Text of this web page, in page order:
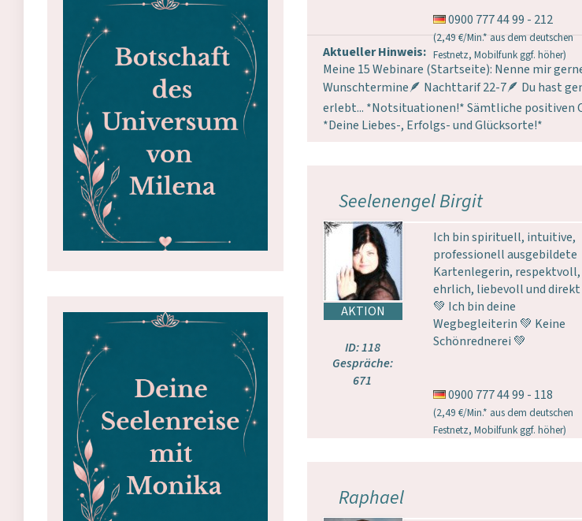
Aktueller Hinweis:
Meine 15 Webinare (Startseite): Nenne mir
Wunschtermine🪶 Nachttarif 22-7🪶 Du hast
erlebt... *Notsituationen!* Sämtliche positiven
*Deine Liebes-, Erfolgs- und Glücksorte!*
0900 777 44 99 - 212
(2,49 €/Min.* aus dem deutschen
Festnetz, Mobilfunk ggf. höher)
Seelenengel Birgit
ID: 118
Gespräche:
671
Ich bin spirituell, intuitive,
professionell ausgebildete
Kartenlegerin, respektvoll,
ehrlich, liebevoll und direkt
💚 Ich bin deine
Wegbegleiterin 💚 Keine
Schönrednerei 💚
0900 777 44 99 - 118
(2,49 €/Min.* aus dem deutschen
Festnetz, Mobilfunk ggf. höher)
Raphael